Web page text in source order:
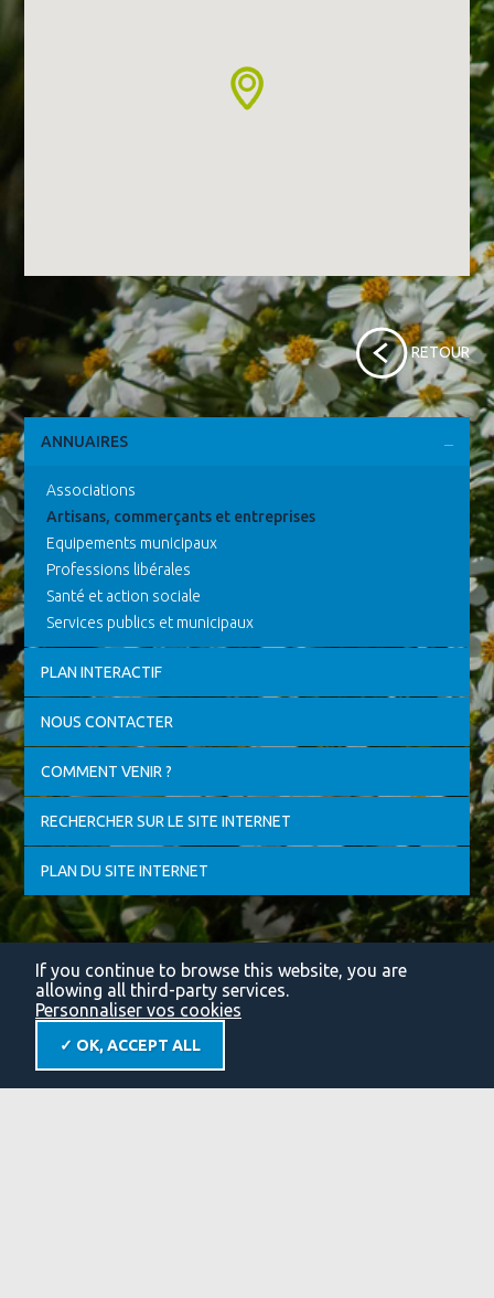
RETOUR
ANNUAIRES
Associations
Artisans, commerçants et entreprises
Equipements municipaux
Professions libérales
Santé et action sociale
Services publics et municipaux
PLAN INTERACTIF
NOUS CONTACTER
COMMENT VENIR ?
RECHERCHER SUR LE SITE INTERNET
PLAN DU SITE INTERNET
If you continue to browse this website, you are
allowing all third-party services.
Personnaliser vos cookies
✓ OK, ACCEPT ALL